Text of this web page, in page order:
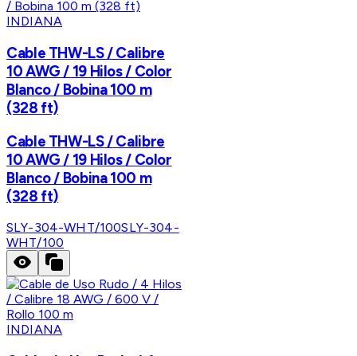
INDIANA
Cable THW-LS / Calibre
10 AWG / 19 Hilos / Color
Blanco / Bobina 100 m
(328 ft)
Cable THW-LS / Calibre
10 AWG / 19 Hilos / Color
Blanco / Bobina 100 m
(328 ft)
SLY-304-WHT/100SLY-304-
WHT/100
INDIANA